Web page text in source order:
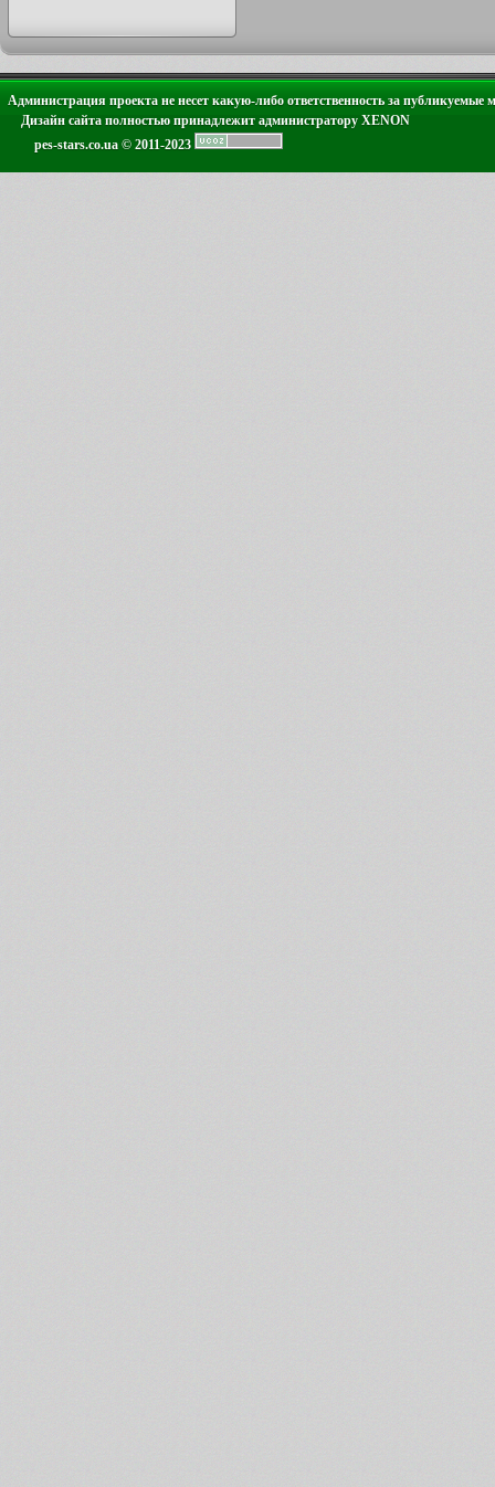
Администрация проекта не несет какую-либо ответственность за публикуемые
Дизайн сайта полностью принадлежит администратору XENON
pes-stars.co.ua © 2011-2023